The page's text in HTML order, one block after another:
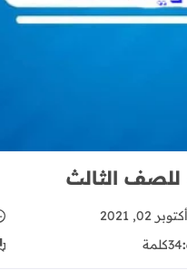
للصف الثالث
أكتوبر 02, 2021
34كلمة